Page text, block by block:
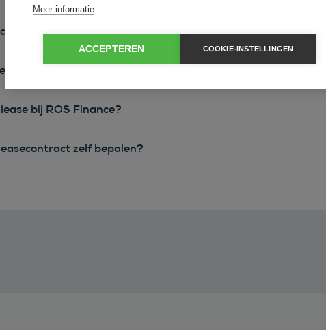
ondernemer?
en operational lease?
bij ROS Finance?
zelf bepalen?
Meer informatie
ACCEPTEREN COOKIE-INSTELLINGEN